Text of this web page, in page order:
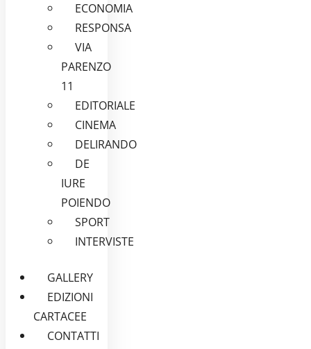
ECONOMIA
RESPONSA
VIA
PARENZO
11
EDITORIALE
CINEMA
DELIRANDO
DE
IURE
POIENDO
SPORT
INTERVISTE
GALLERY
EDIZIONI
CARTACEE
CONTATTI